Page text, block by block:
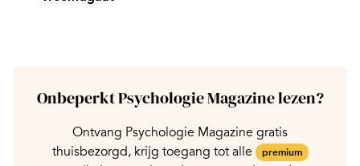
Onbeperkt Psychologie Magazine lezen?
Ontvang Psychologie Magazine gratis
thuisbezorgd, krijg toegang tot alle
premium